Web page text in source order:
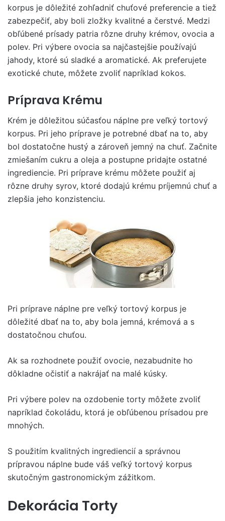
korpus je dôležité zohľadniť chuťové preferencie a tiež
zabezpečiť, aby boli zložky kvalitné a čerstvé. Medzi
obľúbené prísady patria rôzne druhy krémov, ovocia a
polev. Pri výbere ovocia sa najčastejšie používajú
jahody, ktoré sú sladké a aromatické. Ak preferujete
exotické chute, môžete zvoliť napríklad kokos.
Príprava Krému
Krém je dôležitou súčasťou náplne pre veľký tortový
korpus. Pri jeho príprave je potrebné dbať na to, aby
bol dostatočne hustý a zároveň jemný na chuť. Začnite
zmiešaním cukru a oleja a postupne pridajte ostatné
ingrediencie. Pri príprave krému môžete použiť aj
rôzne druhy syrov, ktoré dodajú krému príjemnú chuť a
zlepšia jeho konzistenciu.
Pri príprave náplne pre veľký tortový korpus je
dôležité dbať na to, aby bola jemná, krémová a s
dostatočnou chuťou.
Ak sa rozhodnete použiť ovocie, nezabudnite ho
dôkladne očistiť a nakrájať na malé kúsky.
Pri výbere polev na ozdobenie torty môžete zvoliť
napríklad čokoládu, ktorá je obľúbenou prísadou pre
mnohých.
S použitím kvalitných ingrediencií a správnou
prípravou náplne bude váš veľký tortový korpus
skutočným gastronomickým zážitkom.
Dekorácia Torty